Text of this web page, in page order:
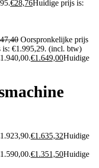
€28,76Huidige prijs is:
Oorspronkelijke prijs
€1.995,29. (incl. btw)
€1.649,00Huidige
€1.635,32Huidige
€1.351,50Huidige